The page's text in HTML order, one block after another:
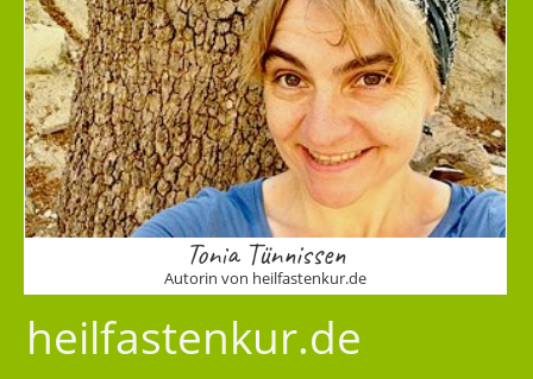
Tonia Tünnissen
Autorin von heilfastenkur.de
heilfastenkur.de